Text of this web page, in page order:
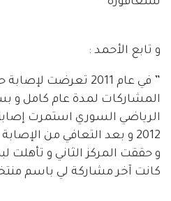
و تابع الأحمد :
” في عام 2011 تعرضت
المشاركات لمدة عام كامل و
الرياضي السوري استمرت
2012 و بعد التعافي من
و حققت المركز الثاني و تأهلت
كانت آخر مشاركة لي باسم